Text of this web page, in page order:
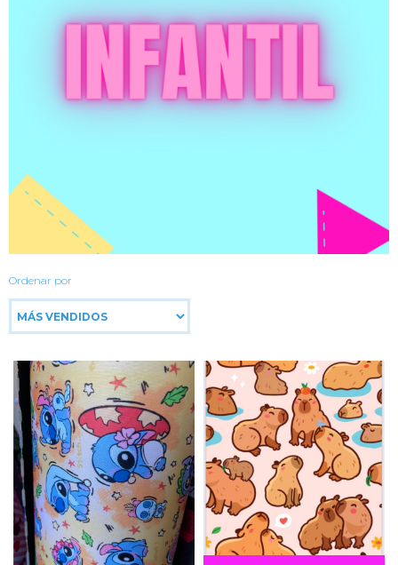
Ordenar por